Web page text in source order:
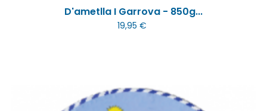
D'ametlla I Garrova - 850g...
19,95 €